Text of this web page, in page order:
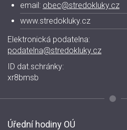
email: obec@stredokluky.cz
www.stredokluky.cz
Elektronická podatelna:
podatelna@stredokluky.cz
ID dat.schránky:
xr8bmsb
Úřední hodiny OÚ